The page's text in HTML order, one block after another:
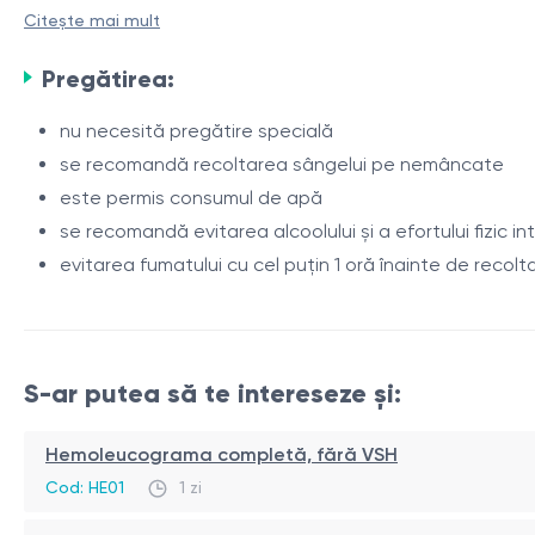
Helicobacter pylori
cronică. H. pylori
CagA-pozitive sunt asociate cu
CagA indică un răspuns imun față de tulpini bacteriene
Testul este utilizat în diagnosticul complex al
virulență bacteriană.
gastrită cronică
Procedură
Citește mai mult
Pregătirea:
nu necesită pregătire specială
se recomandă recoltarea sângelui pe nemâncate
este permis consumul de apă
se recomandă evitarea alcoolului și a efortului fizic
evitarea fumatului cu cel puțin 1 oră înainte de
S-ar putea să te intereseze și:
Hemoleucograma completă, fără VSH
Cod: HE01 1 zi